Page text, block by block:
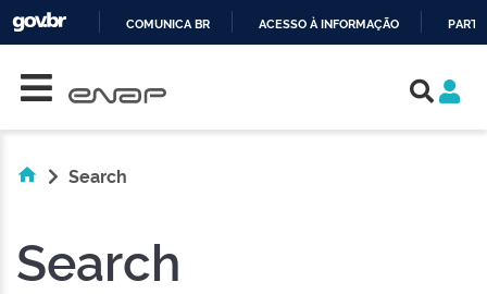
COMUNICA BR ACESSO À INFORMAÇÃO
Search
Search